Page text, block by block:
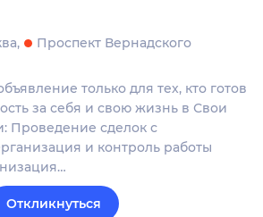
Проспект Вернадского
только для тех, кто готов
за себя и свою жизнь в Свои
Проведение сделок с
и контроль работы
Откликнуться